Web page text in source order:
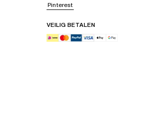
Pinterest
VEILIG BETALEN